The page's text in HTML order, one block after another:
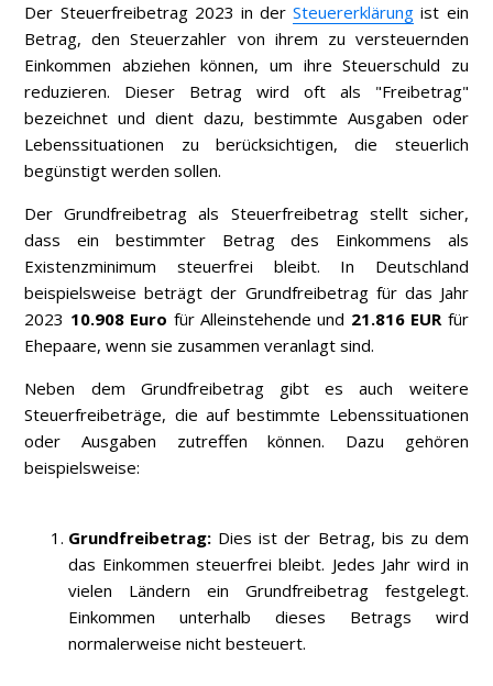
Der Steuerfreibetrag 2023 in derSteuererklärung ist ein
Betrag, den Steuerzahler von ihrem zu versteuernden
Einkommen abziehen können, um ihre Steuerschuld zu
reduzieren. Dieser Betrag wird oft als "Freibetrag"
bezeichnet und dient dazu, bestimmte Ausgaben oder
Lebenssituationen zu berücksichtigen, die steuerlich
begünstigt werden sollen.
Der Grundfreibetrag als Steuerfreibetrag stellt sicher,
dass ein bestimmter Betrag des Einkommens als
Existenzminimum steuerfrei bleibt. In Deutschland
beispielsweise beträgt der Grundfreibetrag für das Jahr
2023 10.908 Euro für Alleinstehende und 21.816 EURfür
Ehepaare, wenn sie zusammen veranlagt sind.
Neben dem Grundfreibetrag gibt es auch weitere
Steuerfreibeträge, die auf bestimmte Lebenssituationen
oder Ausgaben zutreffen können. Dazu gehören
beispielsweise:
Grundfreibetrag: Dies ist der Betrag, bis zu dem
das Einkommen steuerfrei bleibt. Jedes Jahr wird in
vielen Ländern ein Grundfreibetrag festgelegt.
Einkommen unterhalb dieses Betrags wird
normalerweise nicht besteuert.